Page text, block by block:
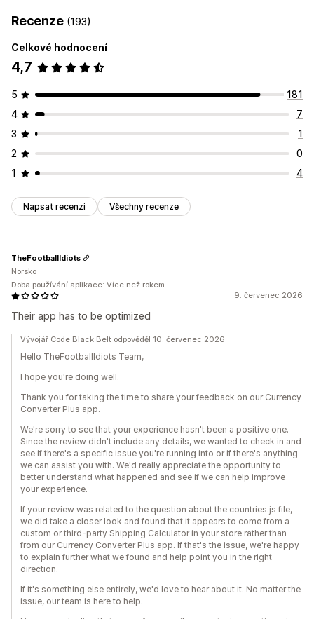
Recenze (193)
Celkové hodnocení
4,7
5
181
4
7
3
1
2
0
1
4
Napsat recenzi Všechny recenze
9. červenec 2026
Their app has to be optimized
TheFootballIdiots
Norsko
Doba používání aplikace: Více než rokem
Vývojář Code Black Belt odpověděl 10. červenec 2026
Hello TheFootballIdiots Team,
I hope you're doing well.
Thank you for taking the time to share your feedback on our Currency
Converter Plus app.
We're sorry to see that your experience hasn't been a positive one.
Since the review didn't include any details, we wanted to check in and
see if there's a specific issue you're running into or if there's anything
we can assist you with. We'd really appreciate the opportunity to
better understand what happened and see if we can help improve
your experience.
If your review was related to the question about the countries.js file,
we did take a closer look and found that it appears to come from a
custom or third-party Shipping Calculator in your store rather than
from our Currency Converter Plus app. If that's the issue, we're happy
to explain further what we found and help point you in the right
direction.
If it's something else entirely, we'd love to hear about it. No matter the
issue, our team is here to help.